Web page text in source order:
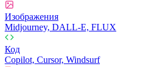
Изображения
Midjourney, DALL-E, FLUX
Код
Copilot, Cursor, Windsurf